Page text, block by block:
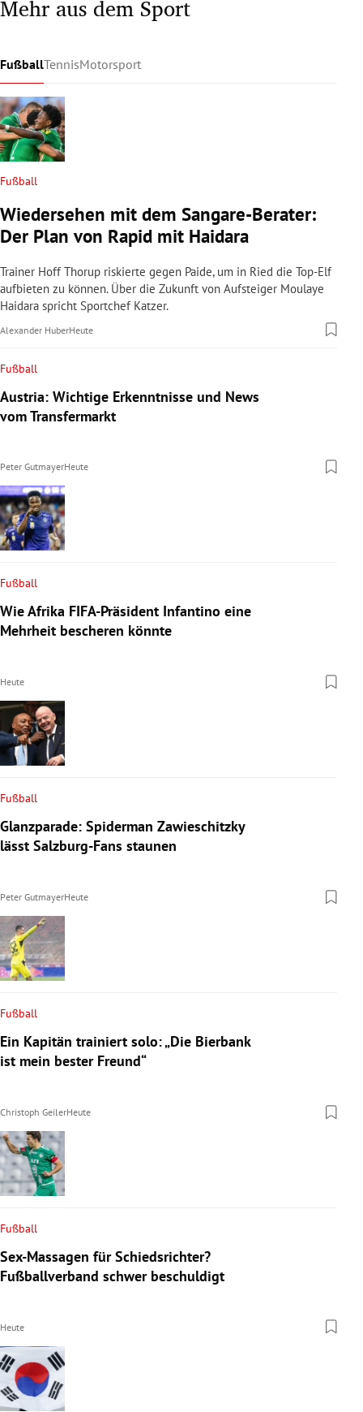
Mehr aus dem Sport
FußballTennisMotorsport
Fußball
Wiedersehen mit dem Sangare-Berater:
Der Plan von Rapid mit Haidara
Trainer Hoff Thorup riskierte gegen Paide, um in Ried die Top-Elf
aufbieten zu können. Über die Zukunft von Aufsteiger Moulaye
Haidara spricht Sportchef Katzer.
Alexander HuberHeute
Fußball
Austria: Wichtige Erkenntnisse und News
vom Transfermarkt
Peter GutmayerHeute
Fußball
Wie Afrika FIFA-Präsident Infantino eine
Mehrheit bescheren könnte
Heute
Fußball
Glanzparade: Spiderman Zawieschitzky
lässt Salzburg-Fans staunen
Peter GutmayerHeute
Fußball
Ein Kapitän trainiert solo: „Die Bierbank
ist mein bester Freund“
Christoph GeilerHeute
Fußball
Sex-Massagen für Schiedsrichter?
Fußballverband schwer beschuldigt
Heute